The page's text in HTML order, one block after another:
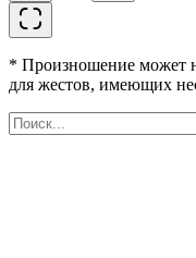
* Произношение может
для жестов, имеющих